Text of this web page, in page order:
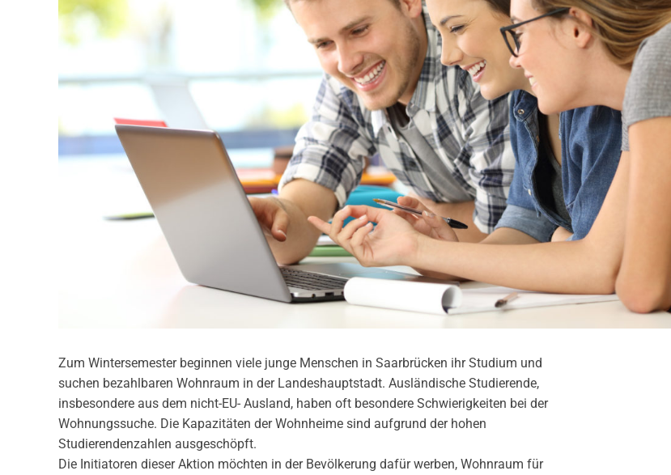
Zum Wintersemester beginnen viele junge Menschen in Saarbrücken ihr Studium und
suchen bezahlbaren Wohnraum in der Landeshauptstadt. Ausländische Studierende,
insbesondere aus dem nicht-EU- Ausland, haben oft besondere Schwierigkeiten bei der
Wohnungssuche. Die Kapazitäten der Wohnheime sind aufgrund der hohen
Studierendenzahlen ausgeschöpft.
Die Initiatoren dieser Aktion möchten in der Bevölkerung dafür werben, Wohnraum für